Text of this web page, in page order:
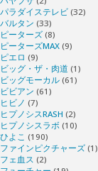
パラダイステレビ (32)
バルタン (33)
ピーターズ (8)
ピーターズMAX (9)
ピエロ (9)
ビッグ・ザ・肉道 (1)
ビッグモーカル (61)
ビビアン (61)
ヒビノ (7)
ヒプノシスRASH (2)
ヒプノシスラボ (10)
ひよこ (190)
ファインピクチャーズ (1)
フェ血ス (2)